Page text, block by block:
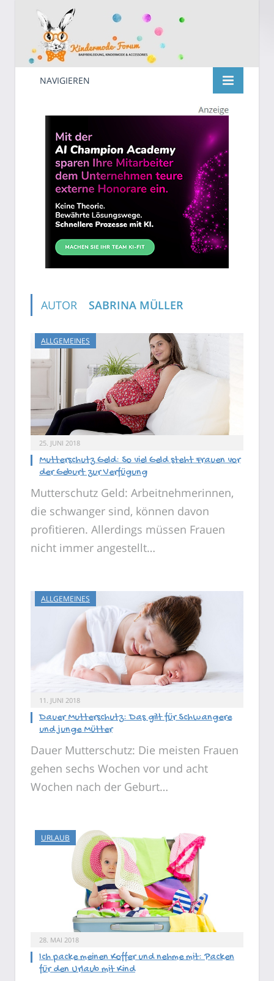
Kindermode
Suche
nach:
NAVIGIEREN
AUTOR SABRINA MÜLLER
ALLGEMEINES
25. JUNI 2018
Mutterschutz Geld: So viel Geld steht Frauen vor
der Geburt zur Verfügung
Mutterschutz Geld: Arbeitnehmerinnen,
die schwanger sind, können davon
profitieren. Allerdings müssen Frauen
nicht immer angestellt…
ALLGEMEINES
11. JUNI 2018
Dauer Mutterschutz: Das gilt für Schwangere
und junge Mütter
Dauer Mutterschutz: Die meisten Frauen
gehen sechs Wochen vor und acht
Wochen nach der Geburt…
URLAUB
28. MAI 2018
Ich packe meinen Koffer und nehme mit: Packen
für den Urlaub mit Kind